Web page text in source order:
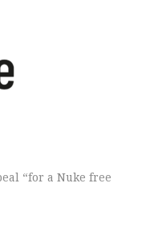
“for a Nuke free